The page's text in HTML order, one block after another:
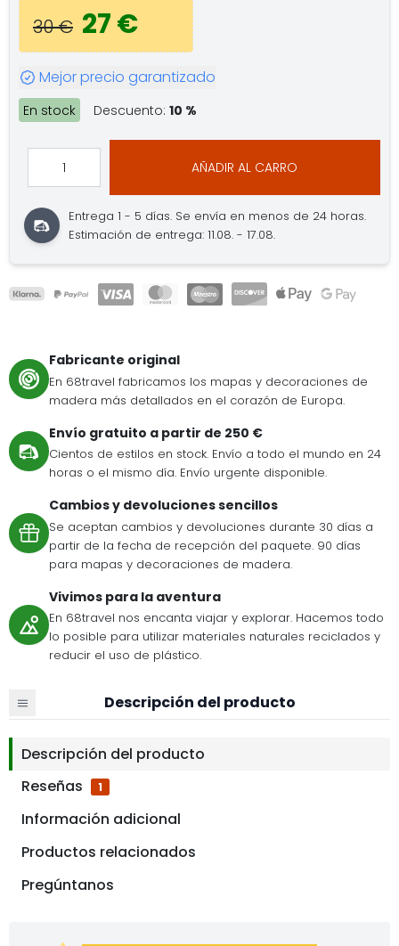
30 € 27 €
Mejor precio garantizado
En stock Descuento: 10 %
AÑADIR AL CARRO
Entrega 1 - 5 días. Se envía en menos de 24 horas.
Estimación de entrega: 11.08. - 17.08.
Fabricante original
En 68travel fabricamos los mapas y decoraciones de
madera más detallados en el corazón de Europa.
Envío gratuito a partir de 250 €
Cientos de estilos en stock. Envío a todo el mundo en 24
horas o el mismo día. Envío urgente disponible.
Cambios y devoluciones sencillos
Se aceptan cambios y devoluciones durante 30 días a
partir de la fecha de recepción del paquete. 90 días
para mapas y decoraciones de madera.
Vivimos para la aventura
En 68travel nos encanta viajar y explorar. Hacemos todo
lo posible para utilizar materiales naturales reciclados y
reducir el uso de plástico.
Descripción del producto
Descripción del producto
Reseñas
1
Información adicional
Productos relacionados
Pregúntanos